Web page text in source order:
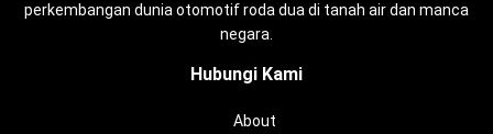
perkembangan dunia otomotif roda dua di tanah air dan manca
negara.
Hubungi Kami
About